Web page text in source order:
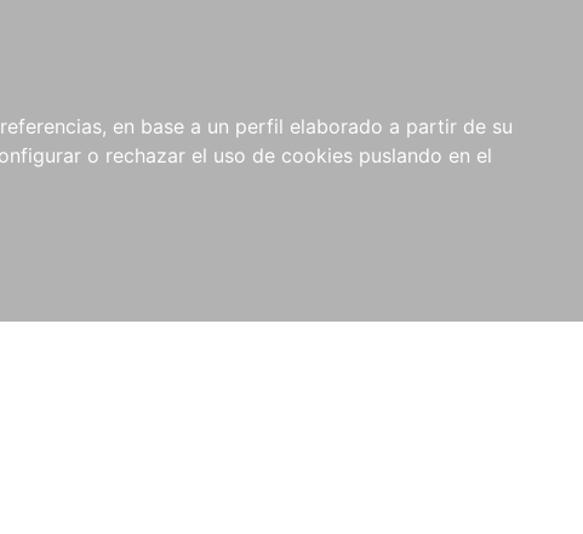
en base a un perfil elaborado a partir de su
o rechazar el uso de cookies puslando en el
NOVEDADES NOTICIAS
COMPRAS
INSTITUCIONALES